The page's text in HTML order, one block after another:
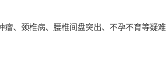
颈椎病、腰椎间盘突出、不孕不育等疑难